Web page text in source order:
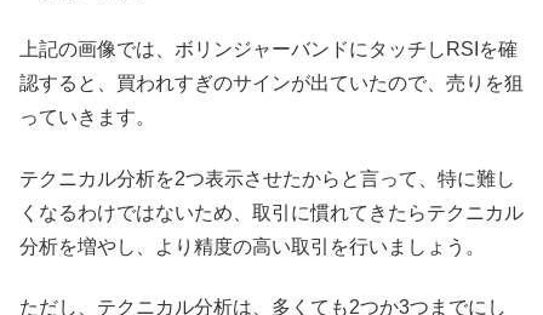
上記の画像では、ボリンジャーバンドにタッチしRSIを確
認すると、買われすぎのサインが出ていたので、売りを狙
っていきます。
テクニカル分析を2つ表示させたからと言って、特に難し
くなるわけではないため、取引に慣れてきたらテクニカル
分析を増やし、より精度の高い取引を行いましょう。
ただし、テクニカル分析は、多くても2つか3つまでにし